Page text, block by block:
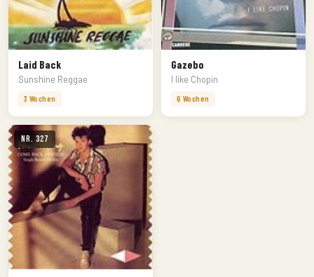
Laid Back
Sunshine Reggae
3 Wochen
Gazebo
I like Chopin
6 Wochen
Nr. 327